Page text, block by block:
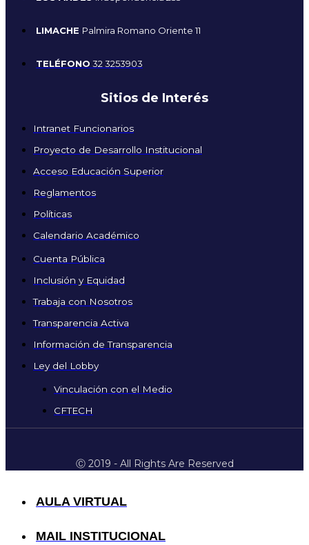
LIMACHE Palmira Romano Oriente 11
TELÉFONO 32 3253903
Sitios de Interés
Intranet Funcionarios
Proyecto de Desarrollo Institucional
Acceso Educación Superior
Reglamentos
Políticas
Calendario Académico
Cuenta Pública
Inclusión y Equidad
Trabaja con Nosotros
Transparencia Activa
Información de Transparencia
Ley del Lobby
Vinculación con el Medio
CFTECH
Ⓒ 2019 - All Rights Are Reserved
AULA VIRTUAL
MAIL INSTITUCIONAL